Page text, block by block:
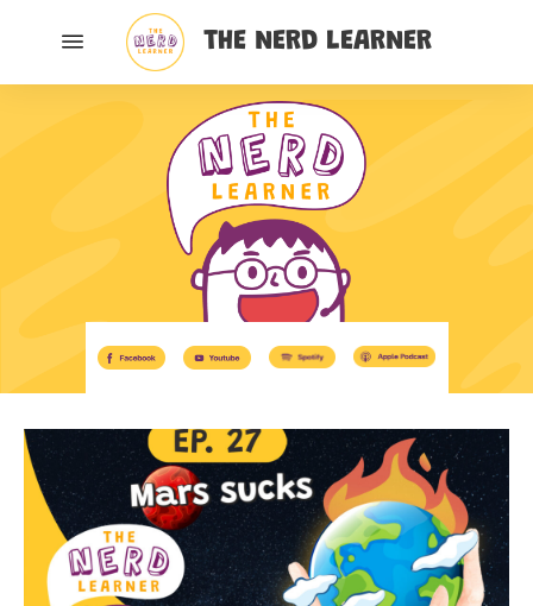
THE NERD LEARNER